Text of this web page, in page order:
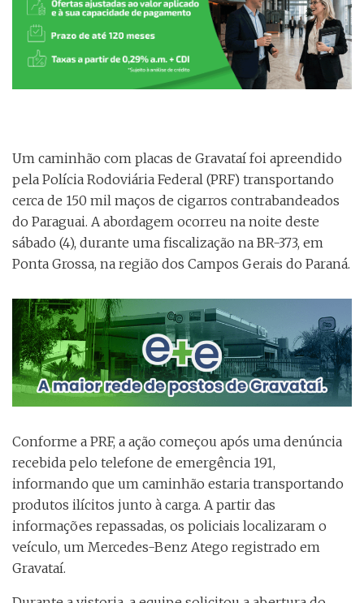
Um caminhão com placas de Gravataí foi apreendido
pela Polícia Rodoviária Federal (PRF) transportando
cerca de 150 mil maços de cigarros contrabandeados
do Paraguai. A abordagem ocorreu na noite deste
sábado (4), durante uma fiscalização na BR-373, em
Ponta Grossa, na região dos Campos Gerais do Paraná.
Conforme a PRF, a ação começou após uma denúncia
recebida pelo telefone de emergência 191,
informando que um caminhão estaria transportando
produtos ilícitos junto à carga. A partir das
informações repassadas, os policiais localizaram o
veículo, um Mercedes-Benz Atego registrado em
Gravataí.